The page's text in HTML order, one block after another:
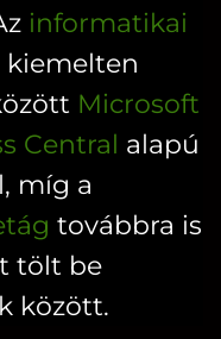
informatikai
kiemelten
Microsoft
Central alapú
míg a
továbbra is
tölt be
között.